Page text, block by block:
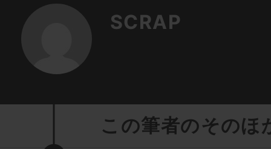
SCRAP
この筆者のそのほ